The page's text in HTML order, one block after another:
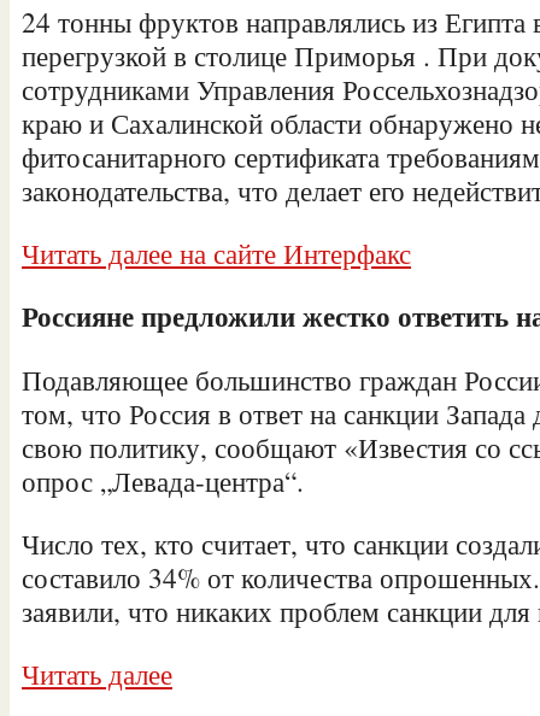
24 тонны фруктов направлялись из Египта
перегрузкой в столице Приморья . При
сотрудниками Управления
краю и Сахалинской области обнаружено
фитосанитарного сертификата
законодательства, что делает его
Читать далее на сайте Интерфакс
Россияне предложили жестко ответить
Подавляющее большинство граждан
том, что Россия в ответ на санкции
свою политику, сообщают «Известия со
опрос „Левада-центра“.
Число тех, кто считает, что санкции
составило 34% от количества
заявили, что никаких проблем санкции
Читать далее